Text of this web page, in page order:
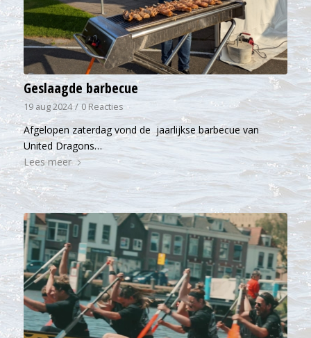
Geslaagde barbecue
19 aug 2024 / 0 Reacties
Afgelopen zaterdag vond de jaarlijkse barbecue van
United Dragons…
Lees meer